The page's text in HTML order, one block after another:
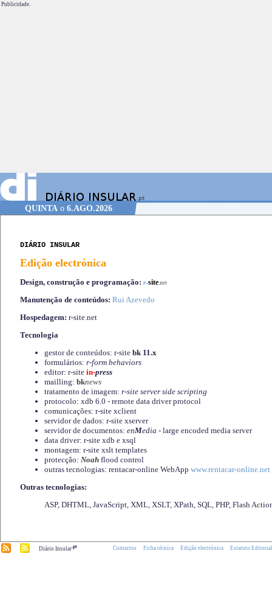
Publicidade.
QUINTAo 6.AGO.2026
DIÁRIO INSULAR
Edição electrónica
Design, construção e programação: r-site.net
Manutenção de conteúdos: Rui Azevedo
Hospedagem: r-site.net
Tecnologia
gestor de conteúdos: r-site bk 11.x
formulários: r-form behaviors
editor: r-site in-press
mailling: bknews
tratamento de imagem: r-site server side scripting
protocolo: xdb 6.0 - remote data driver protocol
comunicações: r-site xclient
servidor de dados: r-site xserver
servidor de documentos: enMedia - large encoded media server
data driver: r-site xdb e xsql
montagem: r-site xslt templates
protecção: Noah flood control
outras tecnologias: rentacar-online WebApp www.rentacar-online.net
Outras tecnologias:
ASP, DHTML, JavaScript, XML, XSLT, XPath, SQL, PHP, Flash
Diário Insular.pt Contactos Ficha técnica Edição electrónica Estatuto Editorial